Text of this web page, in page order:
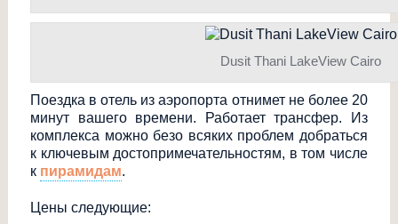
Dusit Thani LakeView Cairo
Поездка в отель из аэропорта отнимет не более 20
минут вашего времени. Работает трансфер. Из
комплекса можно безо всяких проблем добраться
к ключевым достопримечательностям, в том числе
к пирамидам.
Цены следующие: